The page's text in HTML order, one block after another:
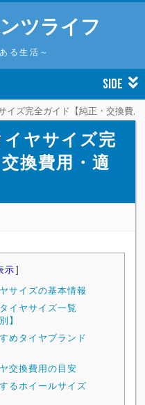
ツライフ
る生活～
SIDE
イズ完全ガイド【純正・交換費
ヤサイズ完
換費用・適
示]
サイズの基本情報
イヤサイズ一覧
】
めタイヤブランド
交換費用の目安
るホイールサイズ